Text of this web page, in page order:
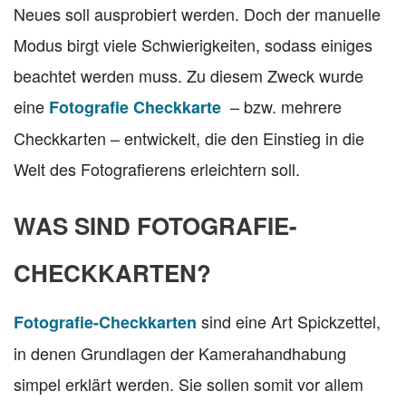
Neues soll ausprobiert werden. Doch der manuelle
Modus birgt viele Schwierigkeiten, sodass einiges
beachtet werden muss. Zu diesem Zweck wurde
eine Fotografie Checkkarte – bzw. mehrere
Checkkarten – entwickelt, die den Einstieg in die
Welt des Fotografierens erleichtern soll.
WAS SIND FOTOGRAFIE-
CHECKKARTEN?
Fotografie-Checkkarten sind eine Art Spickzettel,
in denen Grundlagen der Kamerahandhabung
simpel erklärt werden. Sie sollen somit vor allem